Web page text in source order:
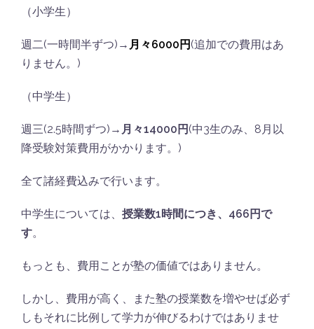
（小学生）
週二(一時間半ずつ)→ 月々6000円 (追加での費用はあ
りません。)
（中学生）
週三(2.5時間ずつ)→ 月々14000円 (中3生のみ、8月以
降受験対策費用がかかります。)
全て諸経費込みで行います。
中学生については、 授業数1時間につき、466円で
す。
もっとも、費用ことが塾の価値ではありません。
しかし、費用が高く、また塾の授業数を増やせば必ず
しもそれに比例して学力が伸びるわけではありませ